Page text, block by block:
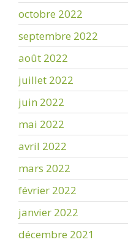
octobre 2022
septembre 2022
août 2022
juillet 2022
juin 2022
mai 2022
avril 2022
mars 2022
février 2022
janvier 2022
décembre 2021